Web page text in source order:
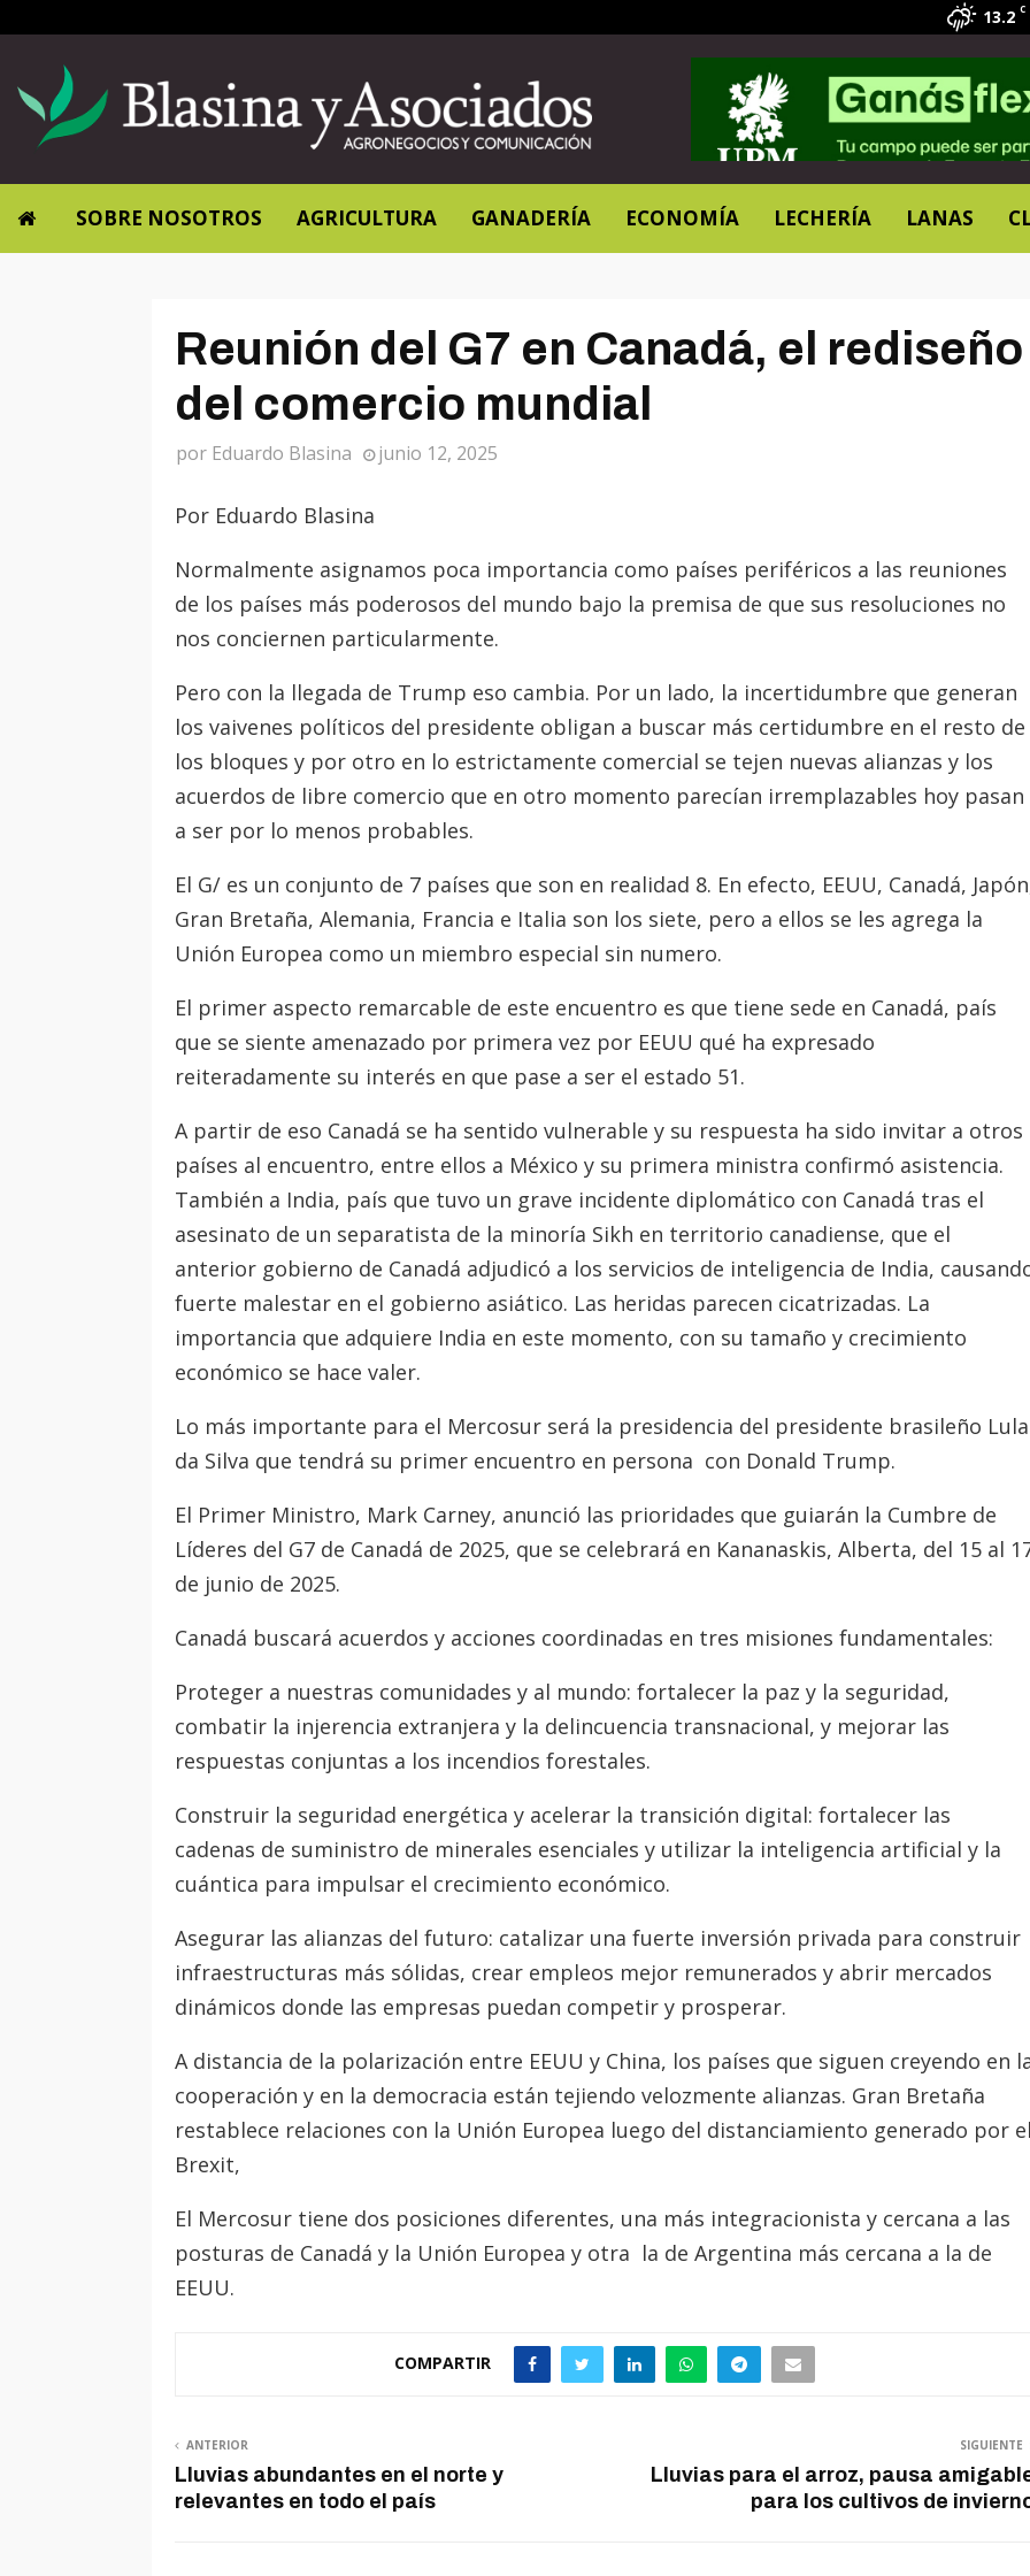
13.2 C
SOBRE NOSOTROS AGRICULTURA GANADERÍA ECONOMÍA LECHERÍA LANAS
Reunión del G7 en Canadá, el rediseño
del comercio mundial
por Eduardo Blasina junio 12, 2025
Por Eduardo Blasina
Normalmente asignamos poca importancia como países periféricos a las reuniones
de los países más poderosos del mundo bajo la premisa de que sus resoluciones no
nos conciernen particularmente.
Pero con la llegada de Trump eso cambia. Por un lado, la incertidumbre que generan
los vaivenes políticos del presidente obligan a buscar más certidumbre en el resto de
los bloques y por otro en lo estrictamente comercial se tejen nuevas alianzas y los
acuerdos de libre comercio que en otro momento parecían irremplazables hoy pasan
a ser por lo menos probables.
El G/ es un conjunto de 7 países que son en realidad 8. En efecto, EEUU, Canadá,
Gran Bretaña, Alemania, Francia e Italia son los siete, pero a ellos se les agrega la
Unión Europea como un miembro especial sin numero.
El primer aspecto remarcable de este encuentro es que tiene sede en Canadá, país
que se siente amenazado por primera vez por EEUU qué ha expresado
reiteradamente su interés en que pase a ser el estado 51.
A partir de eso Canadá se ha sentido vulnerable y su respuesta ha sido invitar a otros
países al encuentro, entre ellos a México y su primera ministra confirmó asistencia.
También a India, país que tuvo un grave incidente diplomático con Canadá tras el
asesinato de un separatista de la minoría Sikh en territorio canadiense, que el
anterior gobierno de Canadá adjudicó a los servicios de inteligencia de India,
fuerte malestar en el gobierno asiático. Las heridas parecen cicatrizadas. La
importancia que adquiere India en este momento, con su tamaño y crecimiento
económico se hace valer.
Lo más importante para el Mercosur será la presidencia del presidente brasileño Lula
da Silva que tendrá su primer encuentro en persona con Donald Trump.
El Primer Ministro, Mark Carney, anunció las prioridades que guiarán la Cumbre de
Líderes del G7 de Canadá de 2025, que se celebrará en Kananaskis, Alberta, del 15 al
de junio de 2025.
Canadá buscará acuerdos y acciones coordinadas en tres misiones fundamentales:
Proteger a nuestras comunidades y al mundo: fortalecer la paz y la seguridad,
combatir la injerencia extranjera y la delincuencia transnacional, y mejorar las
respuestas conjuntas a los incendios forestales.
Construir la seguridad energética y acelerar la transición digital: fortalecer las
cadenas de suministro de minerales esenciales y utilizar la inteligencia artificial y la
cuántica para impulsar el crecimiento económico.
Asegurar las alianzas del futuro: catalizar una fuerte inversión privada para construir
infraestructuras más sólidas, crear empleos mejor remunerados y abrir mercados
dinámicos donde las empresas puedan competir y prosperar.
A distancia de la polarización entre EEUU y China, los países que siguen creyendo en
cooperación y en la democracia están tejiendo velozmente alianzas. Gran Bretaña
restablece relaciones con la Unión Europea luego del distanciamiento generado por el
Brexit,
El Mercosur tiene dos posiciones diferentes, una más integracionista y cercana a las
posturas de Canadá y la Unión Europea y otra la de Argentina más cercana a la de
EEUU.
COMPARTIR
ANTERIOR
Lluvias abundantes en el norte y
relevantes en todo el país
SIGUIENTE
Lluvias para el arroz, pausa
para los cultivos de